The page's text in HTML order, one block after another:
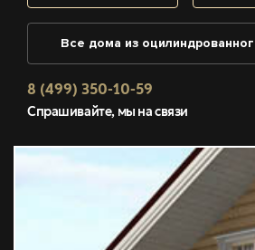
Все дома из
8 (499) 350-10-59
Спрашивайте, мы на связи